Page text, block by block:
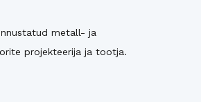
metall- ja
projekteerija ja tootja.